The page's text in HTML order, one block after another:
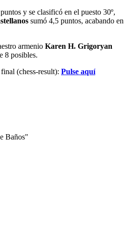
y se clasificó en el puesto 30º,
sumó 4,5 puntos, acabando en
armenio Karen H. Grigoryan
8 posibles.
(chess-result): Pulse aquí
Baños"